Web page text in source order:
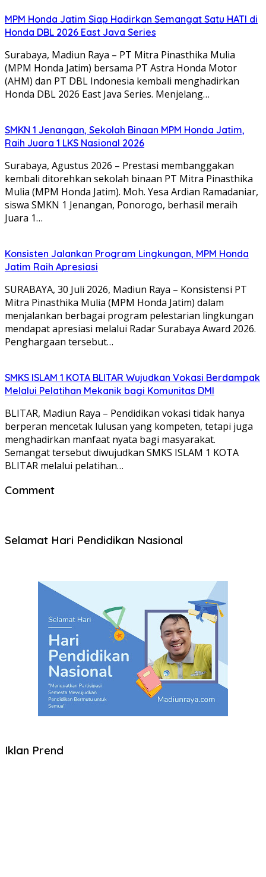
MPM Honda Jatim Siap Hadirkan Semangat Satu HATI di
Honda DBL 2026 East Java Series
Surabaya, Madiun Raya – PT Mitra Pinasthika Mulia
(MPM Honda Jatim) bersama PT Astra Honda Motor
(AHM) dan PT DBL Indonesia kembali menghadirkan
Honda DBL 2026 East Java Series. Menjelang…
SMKN 1 Jenangan, Sekolah Binaan MPM Honda Jatim,
Raih Juara 1 LKS Nasional 2026
Surabaya, Agustus 2026 – Prestasi membanggakan
kembali ditorehkan sekolah binaan PT Mitra Pinasthika
Mulia (MPM Honda Jatim). Moh. Yesa Ardian Ramadaniar,
siswa SMKN 1 Jenangan, Ponorogo, berhasil meraih
Juara 1…
Konsisten Jalankan Program Lingkungan, MPM Honda
Jatim Raih Apresiasi
SURABAYA, 30 Juli 2026, Madiun Raya – Konsistensi PT
Mitra Pinasthika Mulia (MPM Honda Jatim) dalam
menjalankan berbagai program pelestarian lingkungan
mendapat apresiasi melalui Radar Surabaya Award 2026.
Penghargaan tersebut…
SMKS ISLAM 1 KOTA BLITAR Wujudkan Vokasi Berdampak
Melalui Pelatihan Mekanik bagi Komunitas DMI
BLITAR, Madiun Raya – Pendidikan vokasi tidak hanya
berperan mencetak lulusan yang kompeten, tetapi juga
menghadirkan manfaat nyata bagi masyarakat.
Semangat tersebut diwujudkan SMKS ISLAM 1 KOTA
BLITAR melalui pelatihan…
Comment
Selamat Hari Pendidikan Nasional
Iklan Prend